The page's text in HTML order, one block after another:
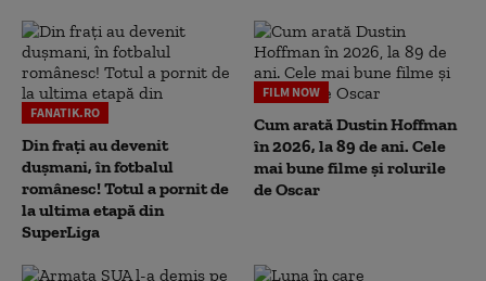
FANATIK.RO
Din frați au devenit
dușmani, în fotbalul
românesc! Totul a pornit de
la ultima etapă din
SuperLiga
FILM NOW
Cum arată Dustin Hoffman
în 2026, la 89 de ani. Cele
mai bune filme și rolurile
de Oscar